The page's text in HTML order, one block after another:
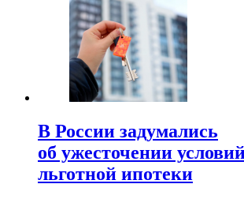
В России задумались
об ужесточении
льготной ипотеки